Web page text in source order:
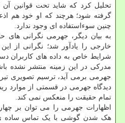
تحلیل کرد که شاید تحت قوانین
گرفته شود؛ هرچند که او خود هم
چنین سوءاستفاده ای وجود ندارد.
به بیان دیگر، جهرمی نگرانی های
خارجی را یادآور شد؛ نگرانی از
شرایط خاص به داده های کاربران
مدرکی در این زمینه منتشر نشده
جهرمی برمی آید، ترسیم تصویری
دیدگاه جهرمی در قسمتی از موارد
تمام حقیقت را منعکس نمی کند.
اظهارات جهرمی را می توان بر
هک شدن گوشی با یک تماس ساده